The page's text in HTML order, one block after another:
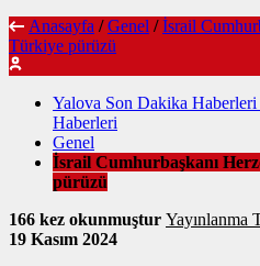
Anasayfa / Genel / İsrail
Türkiye pürüzü
Yalova Son Dakika
Haberleri
Genel
İsrail Cumhurbaşkanı
pürüzü
166 kez okunmuştur
19 Kasım 2024